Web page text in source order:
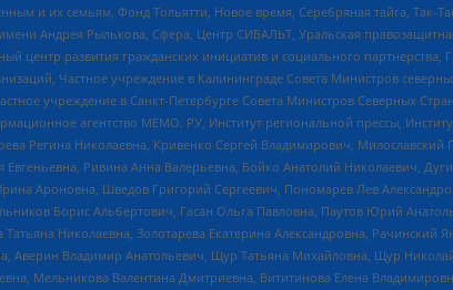
и их семьям, Фонд Тольятти, Новое время, Серебряная тайга, Так-
Андрея Рылькова, Сфера, Центр СИБАЛЬТ, Уральская
центр развития гражданских инициатив и социального
Частное учреждение в Калининграде Совета Министров
учреждение в Санкт-Петербурге Совета Министров Северных
агентство МЕМО. РУ, Институт региональной прессы,
Регина Николаевна, Кривенко Сергей Владимирович,
Ривина Анна Валерьевна, Бойко Анатолий Николаевич,
Ароновна, Шведов Григорий Сергеевич, Пономарев Лев
Борис Альбертович, Гасан Ольга Павловна, Паутов Юрий
Николаевна, Золотарева Екатерина Александровна,
Аверин Владимир Анатольевич, Щур Татьяна Михайловна, Щур
Мельникова Валентина Дмитриевна, Вититинова Елена